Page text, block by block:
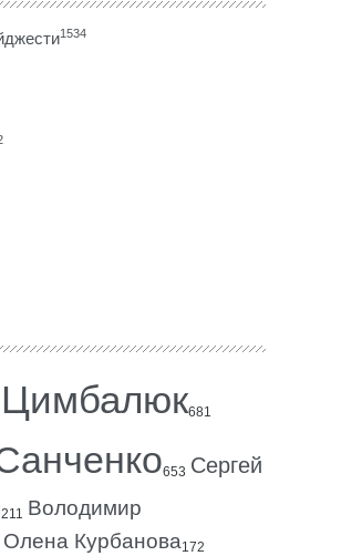
1534
681
653 Сергей
211 Володимир
Олена Курбанова172